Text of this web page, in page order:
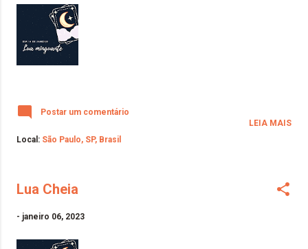
Postar um comentário
Local: São Paulo, SP, Brasil
LEIA MAIS
Lua Cheia
- janeiro 06, 2023